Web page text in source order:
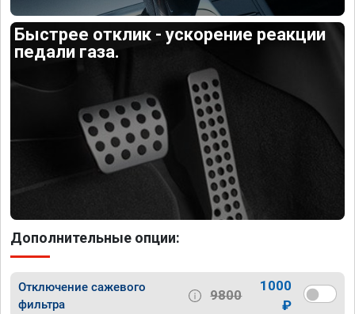
Быстрее отклик - ускорение реакции
педали газа.
Дополнительные опции:
Отключение сажевого
фильтра
9800
1000
₽